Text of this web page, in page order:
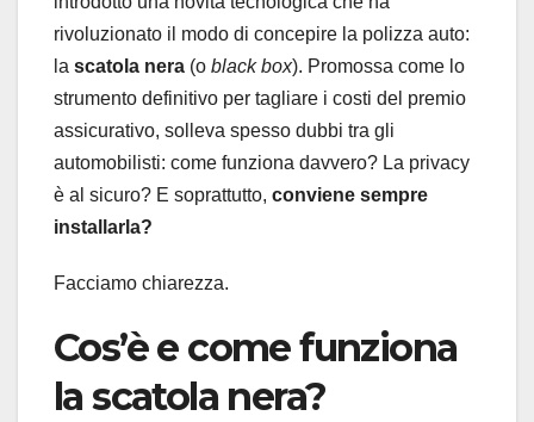
rivoluzionato il modo di concepire la polizza auto:
la scatola nera (o black box). Promossa come lo
strumento definitivo per tagliare i costi del premio
assicurativo, solleva spesso dubbi tra gli
automobilisti: come funziona davvero? La privacy
è al sicuro? E soprattutto, conviene sempre
installarla?
Facciamo chiarezza.
Cos’è e come funziona
la scatola nera?